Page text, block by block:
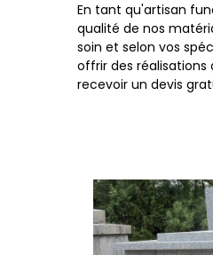
En tant qu'artisan
qualité de nos
soin et selon vos
offrir des
recevoir un devis